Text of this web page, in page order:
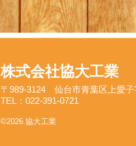
株式会社協大工業
〒989-3124 仙台市青葉区上愛子
TEL：022-391-0721
©2026.協大工業